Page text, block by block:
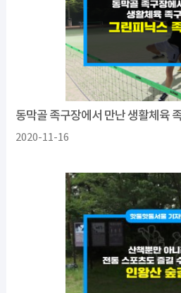
동막골 족구장에서 만난 생활체육
2020-11-16